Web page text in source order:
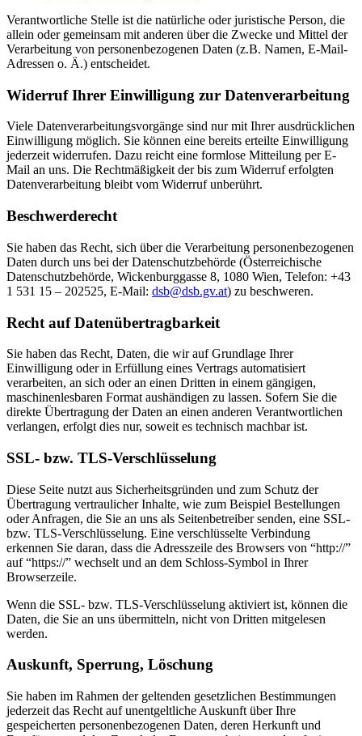
Verantwortliche Stelle ist die natürliche oder juristische Person, die
allein oder gemeinsam mit anderen über die Zwecke und Mittel der
Verarbeitung von personenbezogenen Daten (z.B. Namen, E-Mail-
Adressen o. Ä.) entscheidet.
Widerruf Ihrer Einwilligung zur Datenverarbeitung
Viele Datenverarbeitungsvorgänge sind nur mit Ihrer ausdrücklichen
Einwilligung möglich. Sie können eine bereits erteilte Einwilligung
jederzeit widerrufen. Dazu reicht eine formlose Mitteilung per E-
Mail an uns. Die Rechtmäßigkeit der bis zum Widerruf erfolgten
Datenverarbeitung bleibt vom Widerruf unberührt.
Beschwerderecht
Sie haben das Recht, sich über die Verarbeitung personenbezogenen
Daten durch uns bei der Datenschutzbehörde (Österreichische
Datenschutzbehörde, Wickenburggasse 8, 1080 Wien, Telefon: +43
1 531 15 – 202525, E-Mail: dsb@dsb.gv.at) zu beschweren.
Recht auf Datenübertragbarkeit
Sie haben das Recht, Daten, die wir auf Grundlage Ihrer
Einwilligung oder in Erfüllung eines Vertrags automatisiert
verarbeiten, an sich oder an einen Dritten in einem gängigen,
maschinenlesbaren Format aushändigen zu lassen. Sofern Sie die
direkte Übertragung der Daten an einen anderen Verantwortlichen
verlangen, erfolgt dies nur, soweit es technisch machbar ist.
SSL- bzw. TLS-Verschlüsselung
Diese Seite nutzt aus Sicherheitsgründen und zum Schutz der
Übertragung vertraulicher Inhalte, wie zum Beispiel Bestellungen
oder Anfragen, die Sie an uns als Seitenbetreiber senden, eine SSL-
bzw. TLS-Verschlüsselung. Eine verschlüsselte Verbindung
erkennen Sie daran, dass die Adresszeile des Browsers von “http://”
auf “https://” wechselt und an dem Schloss-Symbol in Ihrer
Browserzeile.
Wenn die SSL- bzw. TLS-Verschlüsselung aktiviert ist, können die
Daten, die Sie an uns übermitteln, nicht von Dritten mitgelesen
werden.
Auskunft, Sperrung, Löschung
Sie haben im Rahmen der geltenden gesetzlichen Bestimmungen
jederzeit das Recht auf unentgeltliche Auskunft über Ihre
gespeicherten personenbezogenen Daten, deren Herkunft und